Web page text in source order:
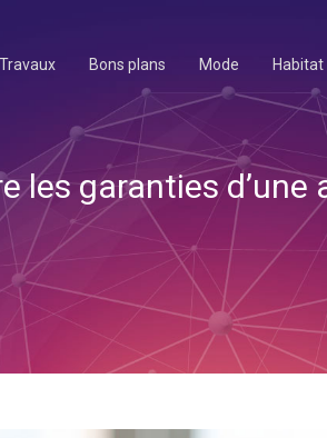
Travaux Bons plans Mode Habitat
les garanties